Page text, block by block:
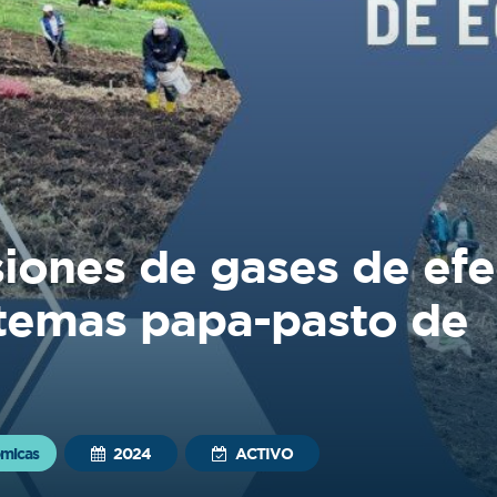
de gases de
papa-pasto de
2024 ACTIVO